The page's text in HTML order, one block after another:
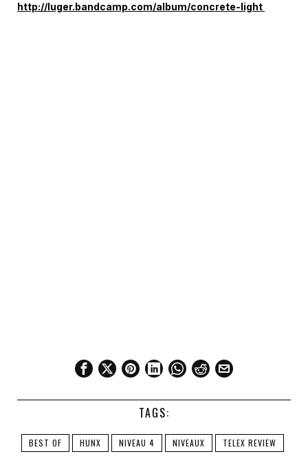
http://luger.bandcamp.com/album/concrete-light
TAGS:
BEST OF HUNX NIVEAU 4 NIVEAUX TELEX REVIEW